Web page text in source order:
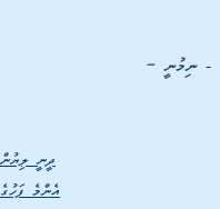
- ނިމުނީ –
ދީނީ ލިޔުން
އެންމެ ފަހުގެ